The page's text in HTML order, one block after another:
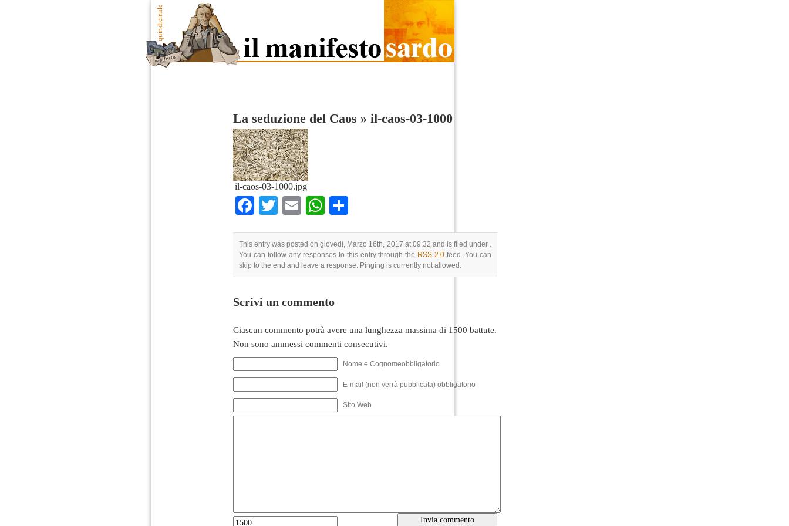
La seduzione del Caos » il-caos-03-1000
il-caos-03-1000.jpg
Facebook
TwitterEmailWhatsApp
This entry was posted on giovedì, Marzo 16th, 2017 at 09:32 and is filed under .
You can follow any responses to this entry through the RSS 2.0 feed. You can
skip to the end and leave a response. Pinging is currently not allowed.
Scrivi un commento
Ciascun commento potrà avere una lunghezza massima di 1500 battute.
Non sono ammessi commenti consecutivi.
Nome e Cognomeobbligatorio
E-mail (non verrà pubblicata) obbligatorio
Sito Web